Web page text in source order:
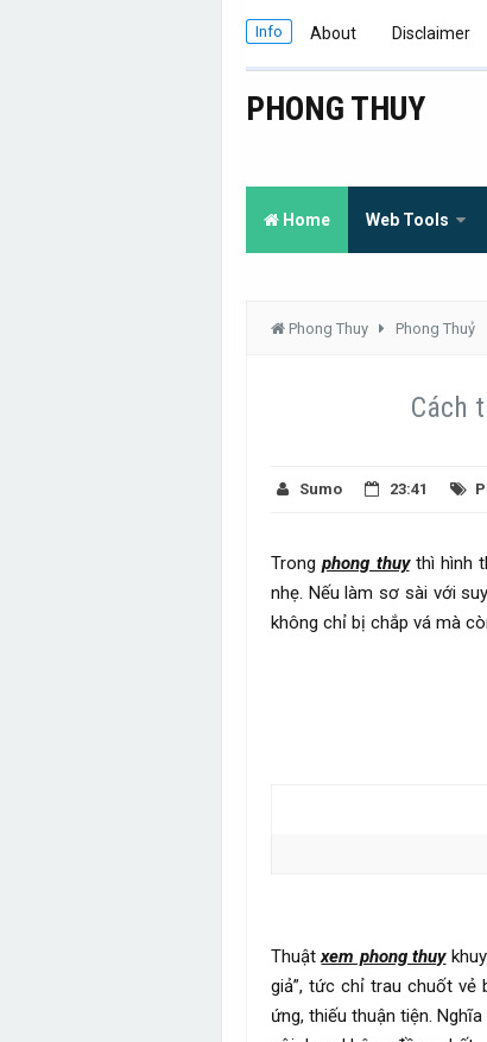
Info About Disclaimer
PHONG THUY
Home Web Tools
Phong Thuy Phong Thuỷ
Cách
Sumo 23:41
Trongphong thuythì hình
nhẹ. Nếu làm sơ sài với
không chỉ bị chắp vá mà
Thuậtxem phong thuy
giả”, tức chỉ trau chuốt vẻ
ứng, thiếu thuận tiện.